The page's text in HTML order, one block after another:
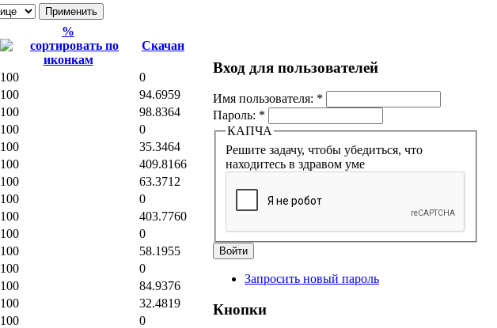
%
Скачан
100
0
100
94.6959
100
98.8364
100
0
100
35.3464
100
409.8166
100
63.3712
100
0
100
403.7760
100
0
100
58.1955
100
0
100
84.9376
100
32.4819
100
0
Вход для пользователей
Имя пользователя: *
Пароль: *
КАПЧА
Решите задачу, чтобы убедиться, что
находитесь в здравом уме
Запросить новый пароль
Кнопки